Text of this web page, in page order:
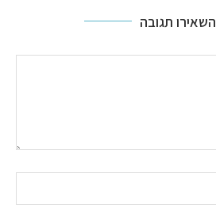
השאירו תגובה